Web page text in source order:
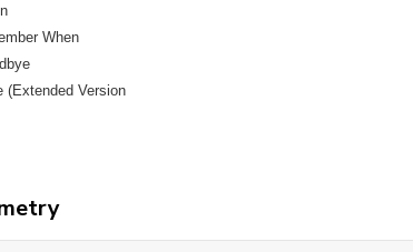
When
(Extended Version